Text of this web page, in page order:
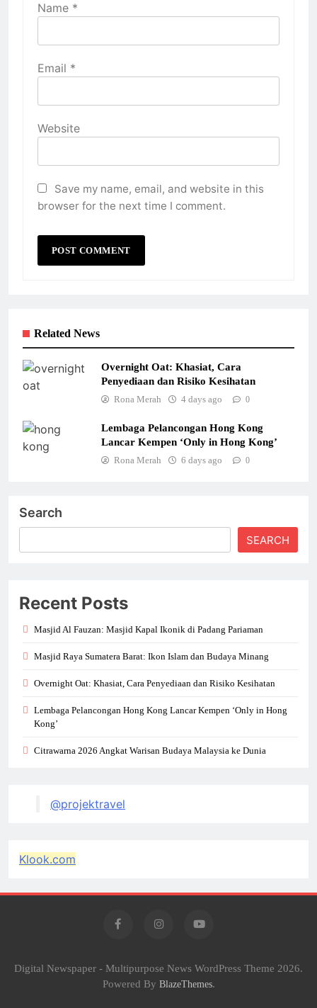
Name *
Email *
Website
Save my name, email, and website in this
browser for the next time I comment.
Related News
Overnight Oat: Khasiat, Cara
Penyediaan dan Risiko Kesihatan
Rona Merah 4 days ago 0
Lembaga Pelancongan Hong Kong
Lancar Kempen ‘Only in Hong Kong’
Rona Merah 6 days ago 0
Search
SEARCH
Recent Posts
Masjid Al Fauzan: Masjid Kapal Ikonik di Padang Pariaman
Masjid Raya Sumatera Barat: Ikon Islam dan Budaya Minang
Overnight Oat: Khasiat, Cara Penyediaan dan Risiko Kesihatan
Lembaga Pelancongan Hong Kong Lancar Kempen ‘Only in Hong
Kong’
Citrawarna 2026 Angkat Warisan Budaya Malaysia ke Dunia
@projektravel
Klook.com
Digital Newspaper - Multipurpose News WordPress Theme 2026.
Powered By BlazeThemes.